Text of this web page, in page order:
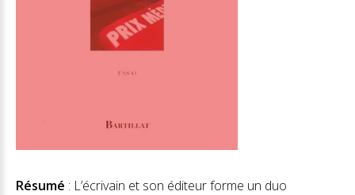
Résumé : L’écrivain et son éditeur forme un duo